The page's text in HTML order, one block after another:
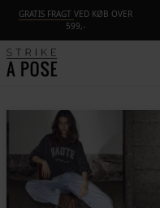
GRATIS FRAGT VED KØB OVER
599,-